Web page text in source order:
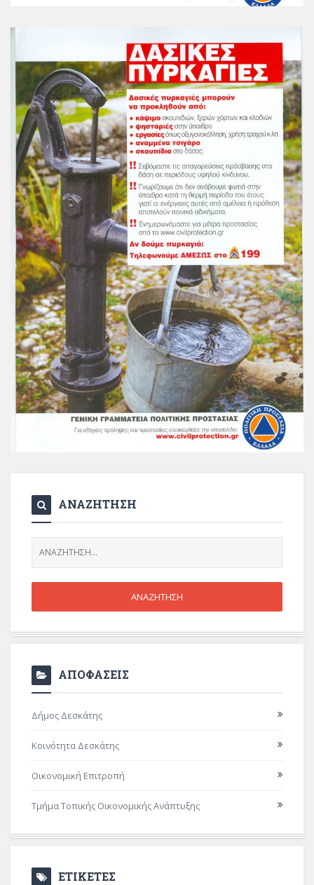
ΑΝΑΖΗΤΗΣΗ
ΑΠΟΦΑΣΕΙΣ
Δήμος Δεσκάτης
Κοινότητα Δεσκάτης
Οικονομική Επιτροπή
Τμήμα Τοπικής Οικονομικής Ανάπτυξης
ΕΤΙΚΕΤΕΣ